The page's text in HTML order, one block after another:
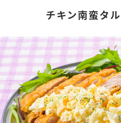
商品情報
商品カテゴリ
酢
お酢ドリンク
新商品一覧
キャンペーン情報
ブランド・スペシャルサイト
チキン南蛮タ